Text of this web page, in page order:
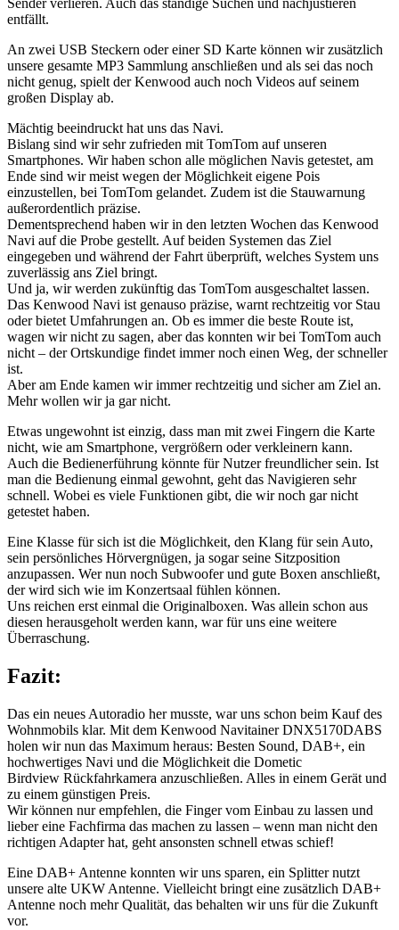
Sender verlieren. Auch das ständige Suchen und nachjustieren
entfällt.
An zwei USB Steckern oder einer SD Karte können wir zusätzlich
unsere gesamte MP3 Sammlung anschließen und als sei das noch
nicht genug, spielt der Kenwood auch noch Videos auf seinem
großen Display ab.
Mächtig beeindruckt hat uns das Navi.
Bislang sind wir sehr zufrieden mit TomTom auf unseren
Smartphones. Wir haben schon alle möglichen Navis getestet, am
Ende sind wir meist wegen der Möglichkeit eigene Pois
einzustellen, bei TomTom gelandet. Zudem ist die Stauwarnung
außerordentlich präzise.
Dementsprechend haben wir in den letzten Wochen das Kenwood
Navi auf die Probe gestellt. Auf beiden Systemen das Ziel
eingegeben und während der Fahrt überprüft, welches System uns
zuverlässig ans Ziel bringt.
Und ja, wir werden zukünftig das TomTom ausgeschaltet lassen.
Das Kenwood Navi ist genauso präzise, warnt rechtzeitig vor Stau
oder bietet Umfahrungen an. Ob es immer die beste Route ist,
wagen wir nicht zu sagen, aber das konnten wir bei TomTom auch
nicht – der Ortskundige findet immer noch einen Weg, der schneller
ist.
Aber am Ende kamen wir immer rechtzeitig und sicher am Ziel an.
Mehr wollen wir ja gar nicht.
Etwas ungewohnt ist einzig, dass man mit zwei Fingern die Karte
nicht, wie am Smartphone, vergrößern oder verkleinern kann.
Auch die Bedienerführung könnte für Nutzer freundlicher sein. Ist
man die Bedienung einmal gewohnt, geht das Navigieren sehr
schnell. Wobei es viele Funktionen gibt, die wir noch gar nicht
getestet haben.
Eine Klasse für sich ist die Möglichkeit, den Klang für sein Auto,
sein persönliches Hörvergnügen, ja sogar seine Sitzposition
anzupassen. Wer nun noch Subwoofer und gute Boxen anschließt,
der wird sich wie im Konzertsaal fühlen können.
Uns reichen erst einmal die Originalboxen. Was allein schon aus
diesen herausgeholt werden kann, war für uns eine weitere
Überraschung.
Fazit:
Das ein neues Autoradio her musste, war uns schon beim Kauf des
Wohnmobils klar. Mit dem Kenwood Navitainer DNX5170DABS
holen wir nun das Maximum heraus: Besten Sound, DAB+, ein
hochwertiges Navi und die Möglichkeit die Dometic
Birdview Rückfahrkamera anzuschließen. Alles in einem Gerät und
zu einem günstigen Preis.
Wir können nur empfehlen, die Finger vom Einbau zu lassen und
lieber eine Fachfirma das machen zu lassen – wenn man nicht den
richtigen Adapter hat, geht ansonsten schnell etwas schief!
Eine DAB+ Antenne konnten wir uns sparen, ein Splitter nutzt
unsere alte UKW Antenne. Vielleicht bringt eine zusätzlich DAB+
Antenne noch mehr Qualität, das behalten wir uns für die Zukunft
vor.